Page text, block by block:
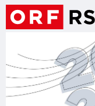
Direkt
zum